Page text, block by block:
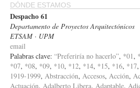
DÓNDE ESTAMOS
Despacho 61
Departamento de Proyectos Arquitectónicos
ETSAM · UPM
email
Palabras clave: “Preferiría no hacerlo”, *01 ,
*07, *08, *09, *10, *12, *14, *15, *16, *17,
1919-1999, Abstracción, Accesos, Acción,
Actuación, Adalberto Libera, Adaptable,